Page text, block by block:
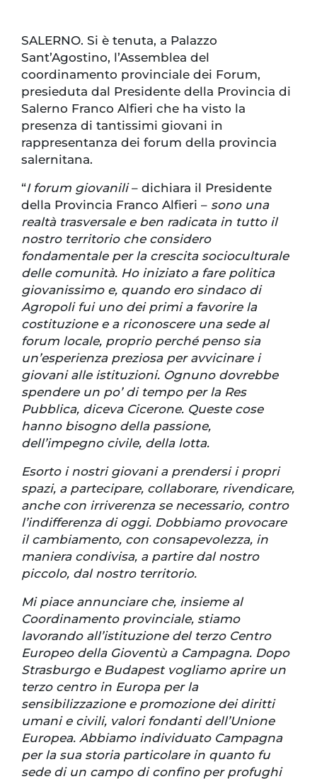
SALERNO. Si è tenuta, a Palazzo
Sant’Agostino, l’Assemblea del
coordinamento provinciale dei Forum,
presieduta dal Presidente della Provincia di
Salerno Franco Alfieri che ha visto la
presenza di tantissimi giovani in
rappresentanza dei forum della provincia
salernitana.
“I forum giovanili– dichiara il Presidente
della Provincia Franco Alfieri – sono una
realtà trasversale e ben radicata in tutto il
nostro territorio che considero
fondamentale per la crescita socioculturale
delle comunità. Ho iniziato a fare politica
giovanissimo e, quando ero sindaco di
Agropoli fui uno dei primi a favorire la
costituzione e a riconoscere una sede al
forum locale, proprio perché penso sia
un’esperienza preziosa per avvicinare i
giovani alle istituzioni. Ognuno dovrebbe
spendere un po’ di tempo per la Res
Pubblica, diceva Cicerone. Queste cose
hanno bisogno della passione,
dell’impegno civile, della lotta.
Esorto i nostri giovani a prendersi i propri
spazi, a partecipare, collaborare, rivendicare,
anche con irriverenza se necessario, contro
l’indifferenza di oggi. Dobbiamo provocare
il cambiamento, con consapevolezza, in
maniera condivisa, a partire dal nostro
piccolo, dal nostro territorio.
Mi piace annunciare che, insieme al
Coordinamento provinciale, stiamo
lavorando all’istituzione del terzo Centro
Europeo della Gioventù a Campagna. Dopo
Strasburgo e Budapest vogliamo aprire un
terzo centro in Europa per la
sensibilizzazione e promozione dei diritti
umani e civili, valori fondanti dell’Unione
Europea. Abbiamo individuato Campagna
per la sua storia particolare in quanto fu
sede di un campo di confino per profughi